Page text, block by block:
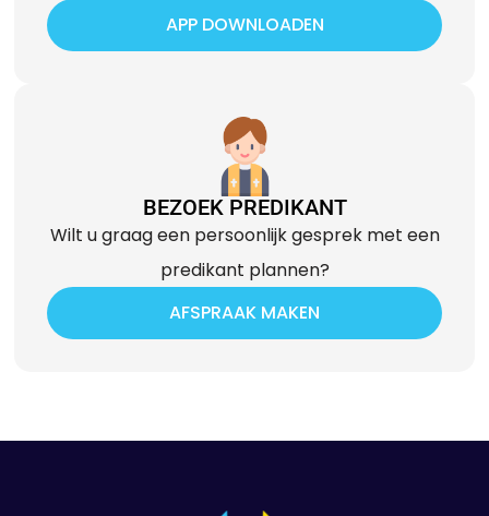
APP DOWNLOADEN
BEZOEK PREDIKANT
Wilt u graag een persoonlijk gesprek met een
predikant plannen?
AFSPRAAK MAKEN